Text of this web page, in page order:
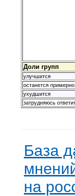
Доли групп
улучшится
останется
ухудшится
затрудняюсь
База
на